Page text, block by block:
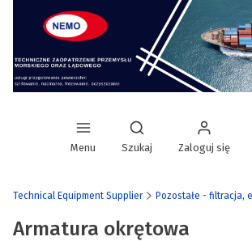
Menu
Otwórz wyszukiwarkę
Szukaj Zaloguj się
Technical Equipment Supplier
Armatura okrętowa